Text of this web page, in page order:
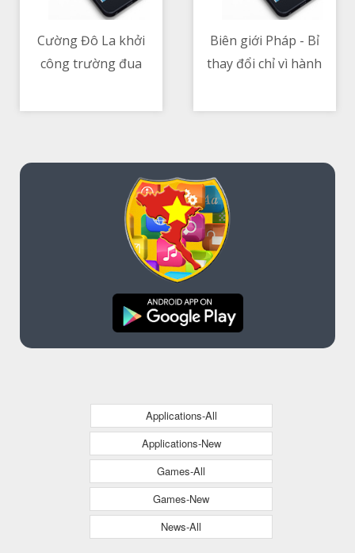
Cường Đô La khởi
công trường đua
Biên giới Pháp - Bỉ
thay đổi chỉ vì hành
dân
Applications-All
Applications-New
Games-All
Games-New
News-All